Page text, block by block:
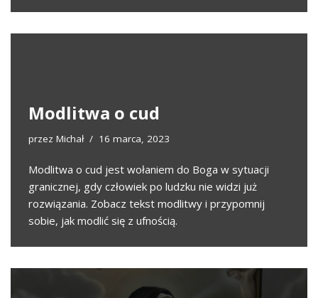
Modlitwa o cud
przez Michał 16 marca, 2023
Modlitwa o cud jest wołaniem do Boga w sytuacji
granicznej, gdy człowiek po ludzku nie widzi już
rozwiązania. Zobacz tekst modlitwy i przypomnij
sobie, jak modlić się z ufnością.